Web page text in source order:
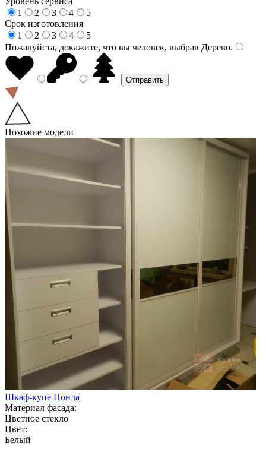
1
2 3 4
5
Срок изготовления
1
2 3 4
5
Пожалуйста, докажите, что вы человек, выбрав Дерево.
Похожие модели
Шкаф-купе Понда
Материал фасада:
Цветное стекло
Цвет:
Белый